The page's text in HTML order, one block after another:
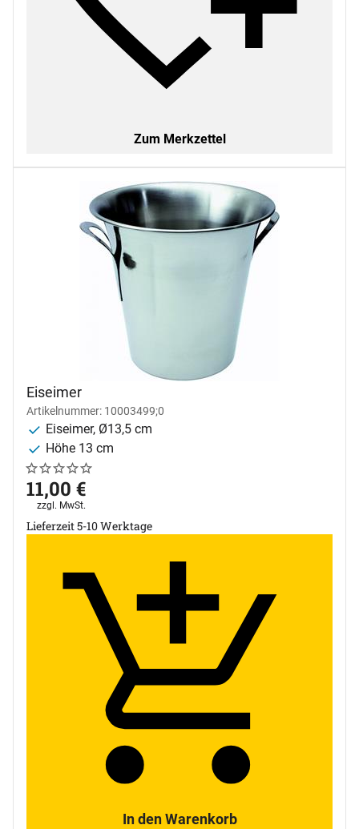
Zum Merkzettel
Eiseimer
Artikelnummer: 10003499;0
Eiseimer, Ø13,5 cm
Höhe 13 cm
Noch keine Bewertungen abgegeben
0 Bewertungen
11,00 €
Steuerhinweis:
zzgl. MwSt.
Lieferzeit 5-10 Werktage
In den Warenkorb